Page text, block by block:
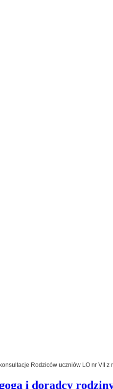
Rodziców uczniów LO nr VII z
i doradcy